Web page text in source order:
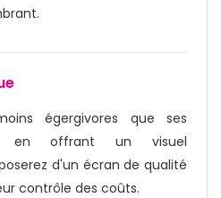
égergivores que ses
en offrant un visuel
d'un écran de qualité
contrôle des coûts.